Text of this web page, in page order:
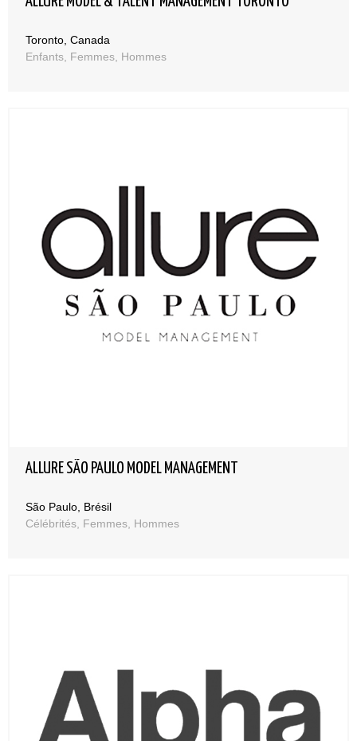
Toronto, Canada
Enfants, Femmes, Hommes
ALLURE SÃO PAULO MODEL MANAGEMENT
São Paulo, Brésil
Célébrités, Femmes, Hommes